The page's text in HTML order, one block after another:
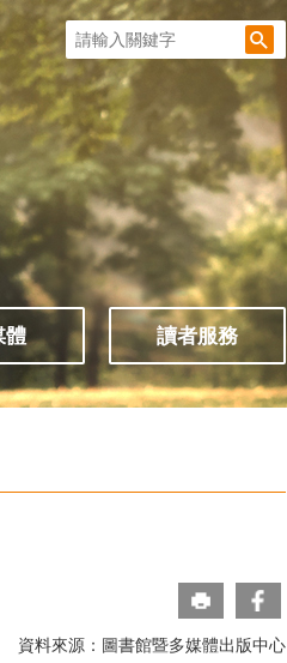
體 讀者服務
資料來源：圖書館暨多媒體出版中心